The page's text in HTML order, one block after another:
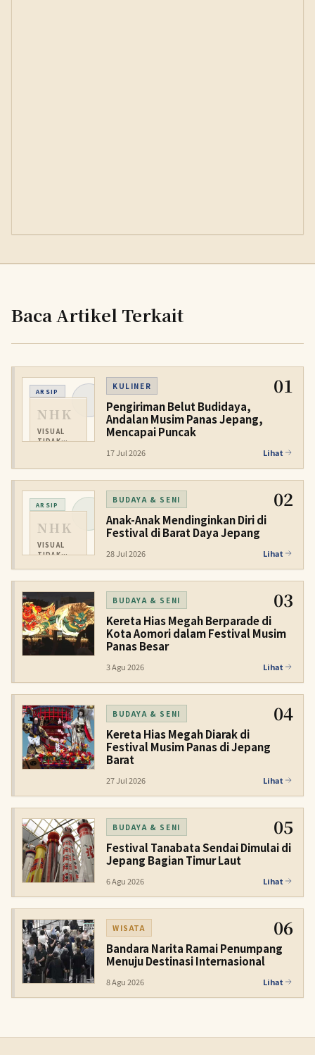
Baca Artikel Terkait
ARSIP
NHK
VISUAL
TIDAK
KULINER 01
Pengiriman Belut Budidaya,
Andalan Musim Panas Jepang,
Mencapai Puncak
17 Jul 2026 Lihat
ARSIP
NHK
VISUAL
TIDAK
BUDAYA & SENI 02
Anak-Anak Mendinginkan Diri di
Festival di Barat Daya Jepang
28 Jul 2026 Lihat
BUDAYA & SENI 03
Kereta Hias Megah Berparade di
Kota Aomori dalam Festival Musim
Panas Besar
3 Agu 2026 Lihat
BUDAYA & SENI 04
Kereta Hias Megah Diarak di
Festival Musim Panas di Jepang
Barat
27 Jul 2026 Lihat
BUDAYA & SENI 05
Festival Tanabata Sendai Dimulai di
Jepang Bagian Timur Laut
6 Agu 2026 Lihat
WISATA 06
Bandara Narita Ramai Penumpang
Menuju Destinasi Internasional
8 Agu 2026 Lihat